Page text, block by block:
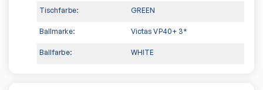
Tischfarbe: GREEN
Ballmarke: Victas VP40+ 3*
Ballfarbe: WHITE